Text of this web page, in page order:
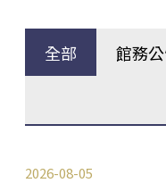
全部 館務
2026-08-05